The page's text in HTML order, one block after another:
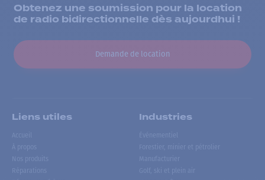
Obtenez une soumission pour la location
de radio bidirectionnelle dès aujourdhui !
Demande de location
Liens utiles
Accueil
À propos
Nos produits
Réparations
Industries
Événementiel
Forestier, minier et pétrolier
Manufacturier
Golf, ski et plein air